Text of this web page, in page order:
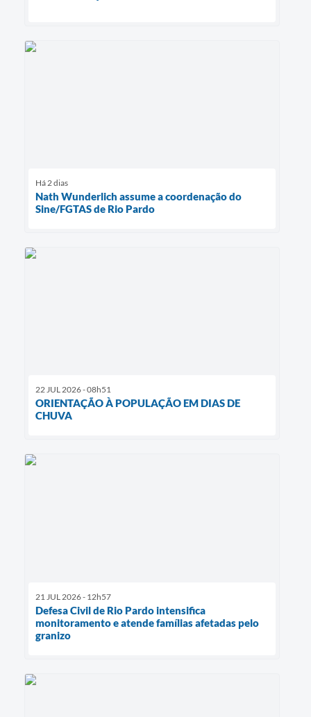
Há 2 dias
Nath Wunderlich assume a coordenação do
Sine/FGTAS de Rio Pardo
22 JUL 2026 - 08h51
ORIENTAÇÃO À POPULAÇÃO EM DIAS DE
CHUVA
21 JUL 2026 - 12h57
Defesa Civil de Rio Pardo intensifica
monitoramento e atende famílias afetadas pelo
granizo